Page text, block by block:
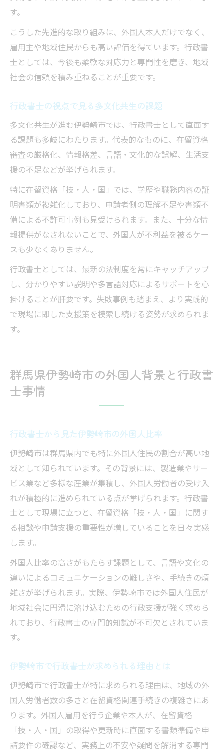
す。
こうした先進的な取り組みは、外国人本人だけでなく、
雇用主や地域住民からも高い評価を得ています。行政書
士としては、今後も柔軟な対応力と専門性を磨き、地域
社会の信頼を積み重ねることが重要です。
行政書士の視点で見る多文化共生の課題
多文化共生が進む伊勢崎市では、行政書士として直面す
る課題も多岐にわたります。代表的なものに、在留資格
審査の厳格化、情報格差、言語・文化的な誤解、生活支
援の不足などが挙げられます。
特に在留資格「技・人・国」では、学歴や職務内容の証
明書類が複雑化しており、申請者側の理解不足や書類不
備による不許可事例も見受けられます。また、十分な情
報提供がなされないことで、外国人が不利益を被るケー
スも少なくありません。
行政書士としては、最新の法制度を常にキャッチアップ
し、分かりやすい説明や多言語対応によるサポートを心
掛けることが肝要です。失敗事例も踏まえ、より実践的
で現場に即した支援策を模索し続ける姿勢が求められま
す。
群馬県伊勢崎市の外国人背景と行政書
士事情
行政書士から見た伊勢崎市の外国人比率
伊勢崎市は群馬県内でも特に外国人住民の割合が高い地
域として知られています。その背景には、製造業やサー
ビス業など多様な産業が集積し、外国人労働者の受け入
れが積極的に進められている点が挙げられます。行政書
士として現場に立つと、在留資格「技・人・国」に関す
る相談や申請支援の重要性が増していることを日々実感
します。
外国人比率の高さがもたらす課題として、言語や文化の
違いによるコミュニケーションの難しさや、手続きの煩
雑さが挙げられます。実際、伊勢崎市では外国人住民が
地域社会に円滑に溶け込むための行政支援が強く求めら
れており、行政書士の専門的知識が不可欠とされていま
す。
伊勢崎市で行政書士が求められる理由とは
伊勢崎市で行政書士が特に求められる理由は、地域の外
国人労働者数の多さと在留資格関連手続きの複雑さにあ
ります。外国人雇用を行う企業や本人が、在留資格
「技・人・国」の取得や更新時に直面する書類準備や申
請要件の確認など、実務上の不安や疑問を解消する専門